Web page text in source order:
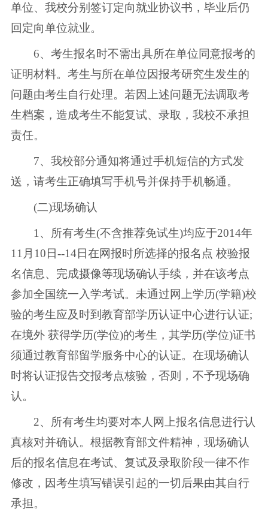
单位、我校分别签订定向就业协议书，毕业后仍
回定向单位就业。
6、考生报名时不需出具所在单位同意报考的
证明材料。考生与所在单位因报考研究生发生的
问题由考生自行处理。若因上述问题无法调取考
生档案，造成考生不能复试、录取，我校不承担
责任。
7、我校部分通知将通过手机短信的方式发
送，请考生正确填写手机号并保持手机畅通。
(二)现场确认
1、所有考生(不含推荐免试生)均应于2014年
11月10日--14日在网报时所选择的报名点 校验报
名信息、完成摄像等现场确认手续，并在该考点
参加全国统一入学考试。未通过网上学历(学籍)校
验的考生应及时到教育部学历认证中心进行认证;
在境外 获得学历(学位)的考生，其学历(学位)证书
须通过教育部留学服务中心的认证。在现场确认
时将认证报告交报考点核验，否则，不予现场确
认。
2、所有考生均要对本人网上报名信息进行认
真核对并确认。根据教育部文件精神，现场确认
后的报名信息在考试、复试及录取阶段一律不作
修改，因考生填写错误引起的一切后果由其自行
承担。